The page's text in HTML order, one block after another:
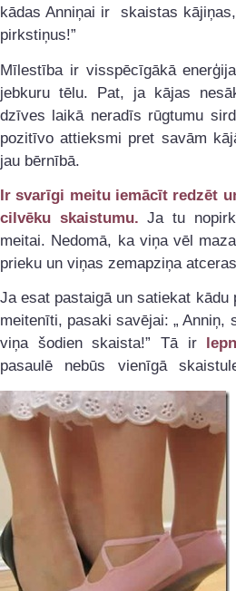
kādas Anniņai ir skaistas
pirkstiņus!”
Mīlestība ir visspēcīgākā
jebkuru tēlu. Pat, ja kājas
dzīves laikā neradīs rūgtumu
pozitīvo attieksmi pret savām
jau bērnībā.
Ir svarīgi meitu iemācīt redzēt
cilvēku skaistumu. Ja tu
meitai. Nedomā, ka viņa vēl
prieku un viņas zemapziņa
Ja esat pastaigā un satiekat
meitenīti, pasaki savējai: „
viņa šodien skaista!” Tā ir
pasaulē nebūs vienīgā